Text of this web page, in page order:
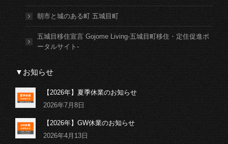
朝市と城のある町 五城目町
五城目移住宣言 Gojome Living-五城目町移住・定住促進ポ
ータルサイト-
▼お知らせ
【2026年】夏季休業のお知らせ
2026年7月8日
【2026年】GW休業のお知らせ
2026年4月13日